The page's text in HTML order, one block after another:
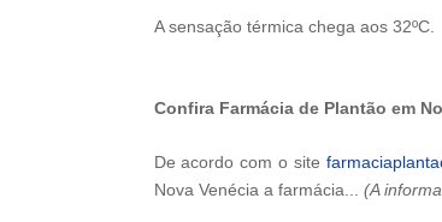
A sensação térmica chega aos 32ºC.
Confira Farmácia de Plantão em
De acordo com o site
Nova Venécia a farmácia... (A